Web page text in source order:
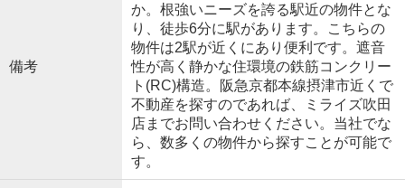
備考
か。根強いニーズを誇る駅近の物件とな
り、徒歩6分に駅があります。こちらの
物件は2駅が近くにあり便利です。遮音
性が高く静かな住環境の鉄筋コンクリー
ト(RC)構造。阪急京都本線摂津市近くで
不動産を探すのであれば、ミライズ吹田
店までお問い合わせください。当社でな
ら、数多くの物件から探すことが可能で
す。